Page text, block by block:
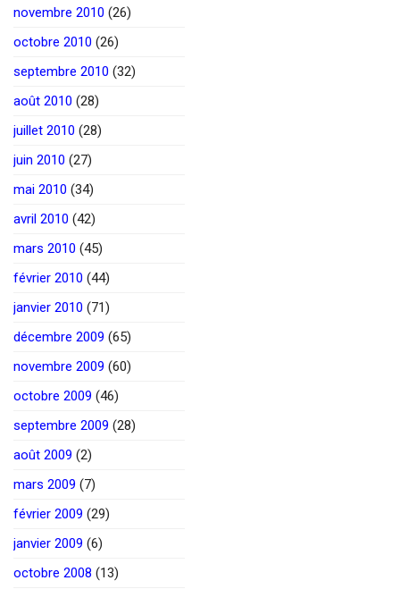
novembre 2010 (26)
octobre 2010 (26)
septembre 2010 (32)
août 2010 (28)
juillet 2010 (28)
juin 2010 (27)
mai 2010 (34)
avril 2010 (42)
mars 2010 (45)
février 2010 (44)
janvier 2010 (71)
décembre 2009 (65)
novembre 2009 (60)
octobre 2009 (46)
septembre 2009 (28)
août 2009 (2)
mars 2009 (7)
février 2009 (29)
janvier 2009 (6)
octobre 2008 (13)